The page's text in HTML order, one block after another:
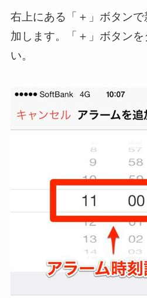
右上にある「＋」ボタン
加します。「＋」ボタンを
い。